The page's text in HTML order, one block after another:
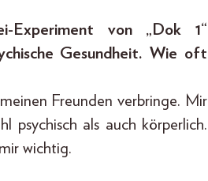
Experiment von „Dok 1“
Gesundheit. Wie oft
Freunden verbringe. Mir
psychisch als auch körperlich.
wichtig.